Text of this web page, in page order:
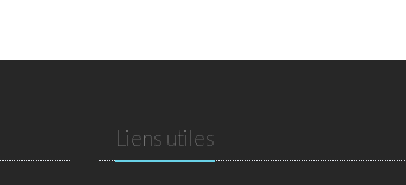
Liens utiles